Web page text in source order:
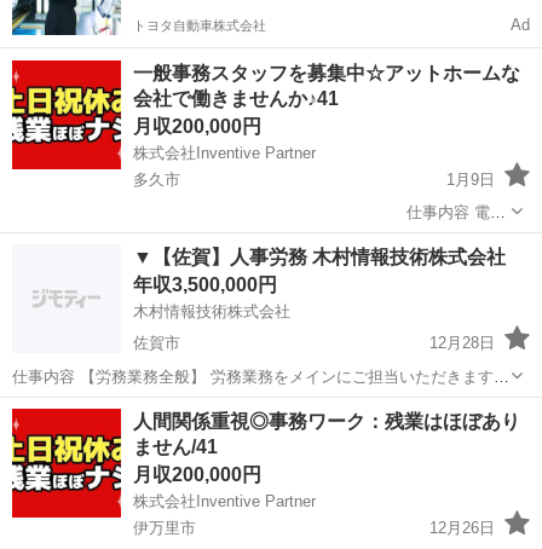
トヨタ自動車株式会社 Ad
一般事務スタッフを募集中☆アットホームな
会社で働きませんか♪41
月収200,000円
株式会社Inventive Partner
多久市
1月9日
対応、書類作成等の事務全般 (請求書、郵便局の仕分け、備品管理、報
告書等) 事務経験のある方、今回初...
一般事務 社会保険
▼【佐賀】人事労務 木村情報技術株式会社
年収3,500,000円
木村情報技術株式会社
佐賀市
12月28日
仕事内容 【労務業務全般】 労務業務をメインにご担当いただきます。
具体的には... ■勤怠管理 ■給与計算 (給与や賞与などの金額チェック) ■
年末調整 ■各種保険管理、加入手続き ■福利厚生企画・運用 ...
佐賀 佐賀市 人事 業務
人間関係重視◎事務ワーク：残業はほぼあり
ません/41
月収200,000円
株式会社Inventive Partner
伊万里市
12月26日